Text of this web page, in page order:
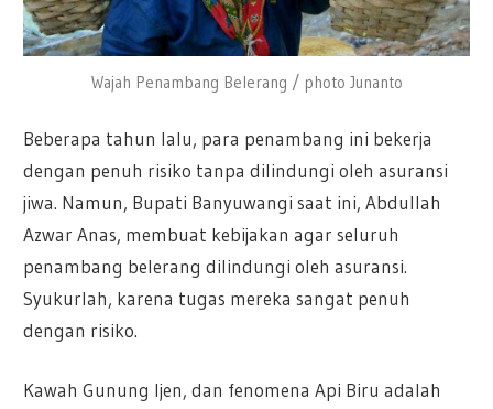
Wajah Penambang Belerang / photo Junanto
Beberapa tahun lalu, para penambang ini bekerja
dengan penuh risiko tanpa dilindungi oleh asuransi
jiwa. Namun, Bupati Banyuwangi saat ini, Abdullah
Azwar Anas, membuat kebijakan agar seluruh
penambang belerang dilindungi oleh asuransi.
Syukurlah, karena tugas mereka sangat penuh
dengan risiko.
Kawah Gunung Ijen, dan fenomena Api Biru adalah